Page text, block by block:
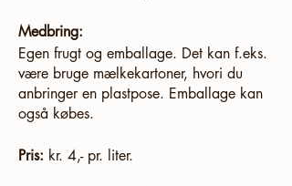
Medbring:
Egen frugt og emballage. Det kan f.eks.
være bruge mælkekartoner, hvori du
anbringer en plastpose. Emballage kan
også købes.
Pris: kr. 4,- pr. liter.